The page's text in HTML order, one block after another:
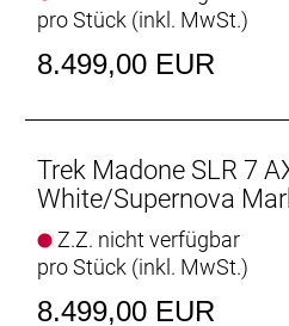
Komforttechnologie jetzt
nachgiebiger.
Sprintern und Kletterern von
gefahren und geliebt – und
sie am Renntag brauchen.
Einteilige Aero RSL Lenker/
Die neue einteilige Lenker/
pro Stück (inkl. MwSt.)
8.499,00 EUR
Trek Madone SLR 7
White/Supernova
Z.Z. nicht verfügbar
pro Stück (inkl. MwSt.)
8.499,00 EUR